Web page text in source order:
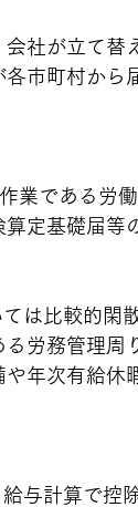
社が立て
市町村か
業である労
定基礎届等
は比較的閑
労務管理周
年次有給休
与計算で控